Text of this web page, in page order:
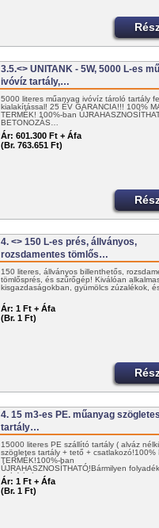
3.5.<> UNITANK - 5W, 5000 L-es
ivóvíz tartály,…
5000 literes műanyag ivóvíz tároló tartály
kialakítással! 25 ÉV GARANCIA!!! 100%
TERMÉK! 100%-ban
BETONOZÁS…
Ár: 601.300 Ft + Áfa
(Br. 763.651 Ft)
4. <> 150 L-es prés, állványos,
rozsdamentes tömlős…
150 literes, állványos billenthetős,
tömlősprés, és szűrőgép! Kiválóan
kisgazdaságokban, gyümölcs zúzalékok,
Ár: 1 Ft + Áfa
(Br. 1 Ft)
4. 15 m3-es PE. műanyag
tartály…
15000 literes PE szállító tartály ( alváz
szögletes tartály + tető + csatlakozó!100%
TERMÉK!100%-ban
ÚJRAHASZNOSÍTHATÓ!Bármilyen folyadék
szállítására! KEDVEZMÉNYES
KISZÁLLÍTÁS!+36302985814 vagy…
Ár: 1 Ft + Áfa
(Br. 1 Ft)